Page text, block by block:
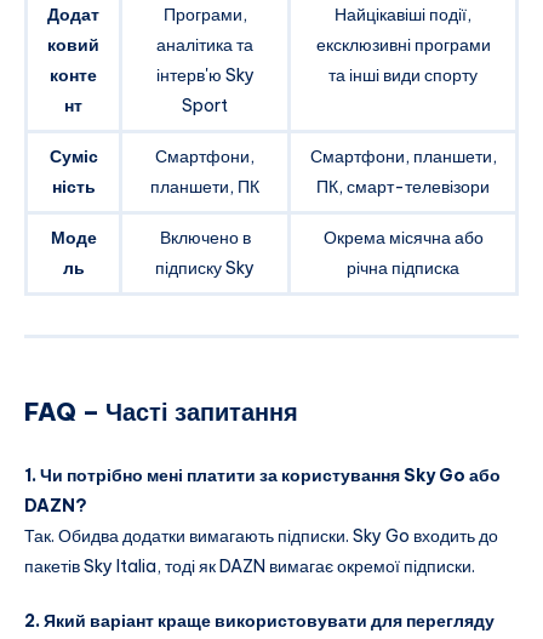
Додат
ковий
конте
нт
Програми,
аналітика та
інтерв'ю Sky
Sport
Найцікавіші події,
ексклюзивні програми
та інші види спорту
Суміс
ність
Смартфони,
планшети, ПК
Смартфони, планшети,
ПК, смарт-телевізори
Моде
ль
Включено в
підписку Sky
Окрема місячна або
річна підписка
FAQ – Часті запитання
1. Чи потрібно мені платити за користування Sky Go або
DAZN?
Так. Обидва додатки вимагають підписки. Sky Go входить до
пакетів Sky Italia, тоді як DAZN вимагає окремої підписки.
2. Який варіант краще використовувати для перегляду